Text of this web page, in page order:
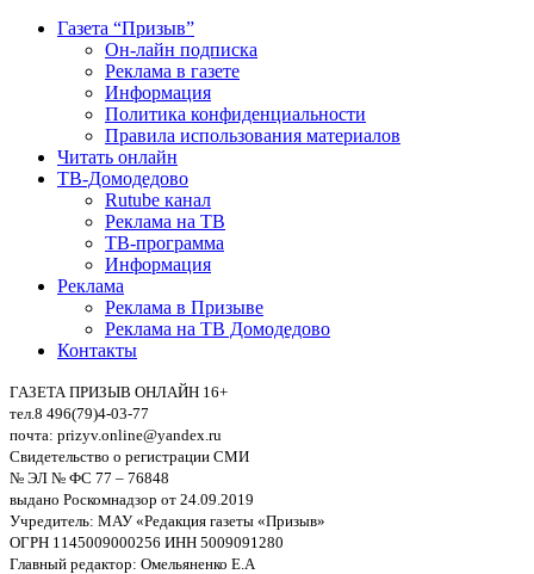
Газета “Призыв”
Он-лайн подписка
Реклама в газете
Информация
Политика конфиденциальности
Правила использования материалов
Читать онлайн
ТВ-Домодедово
Rutube канал
Реклама на ТВ
ТВ-программа
Информация
Реклама
Реклама в Призыве
Реклама на ТВ Домодедово
Контакты
ГАЗЕТА ПРИЗЫВ ОНЛАЙН 16+
тел.8 496(79)4-03-77
почта: prizyv.online@yandex.ru
Свидетельство о регистрации СМИ
№ ЭЛ № ФС 77 – 76848
выдано Роскомнадзор от 24.09.2019
Учредитель: МАУ «Редакция газеты «Призыв»
ОГРН 1145009000256 ИНН 5009091280
Главный редактор: Омельяненко Е.А